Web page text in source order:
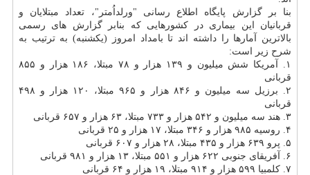
بنا بر گزارش پایگاه اطلاع رسانی "ورلداُمتر"، تعداد مبتلایان و
قربانیان این بیماری در کشورهایی که بنابر گزارش های رسمی
بالاترین آمارها را داشته اند تا بامداد امروز (یکشنبه) به ترتیب به
شرح زیر است:
۱. آمریکا شش میلیون و ۱۳۹ هزار و ۷۸ مبتلا، ۱۸۶ هزار و ۸۵۵
قربانی
۲. برزیل سه میلیون و ۸۴۶ هزار و ۹۶۵ مبتلا، ۱۲۰ هزار و ۴۹۸
قربانی
۳. هند سه میلیون و ۵۴۲ هزار و ۷۳۳ مبتلا، ۶۳ هزار و ۶۵۷ قربانی
۴. روسیه ۹۸۵ هزار و ۳۴۶ مبتلا، ۱۷ هزار و ۲۵ قربانی
۵. پرو ۶۳۹ هزار و ۴۳۵ مبتلا، ۲۸ هزار و ۶۰۷ قربانی
۶. آفریقای جنوبی ۶۲۲ هزار و ۵۵۱ مبتلا، ۱۳ هزار و ۹۸۱ قربانی
۷. کلمبیا ۵۹۹ هزار و ۹۱۴ مبتلا، ۱۹ هزار و ۶۴ قربانی